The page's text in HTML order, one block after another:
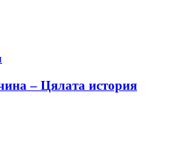
– Цялата история